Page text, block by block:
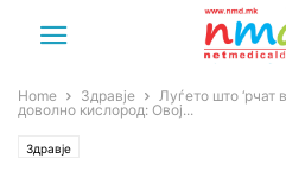
Home Здравје
Луѓето што ‘рчат
доволно кислород: Овој...
Здравје